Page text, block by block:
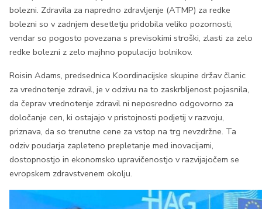
bolezni. Zdravila za napredno zdravljenje (ATMP) za redke
bolezni so v zadnjem desetletju pridobila veliko pozornosti,
vendar so pogosto povezana s previsokimi stroški, zlasti za zelo
redke bolezni z zelo majhno populacijo bolnikov.
Roisin Adams, predsednica Koordinacijske skupine držav članic
za vrednotenje zdravil, je v odzivu na to zaskrbljenost pojasnila,
da čeprav vrednotenje zdravil ni neposredno odgovorno za
določanje cen, ki ostajajo v pristojnosti podjetij v razvoju,
priznava, da so trenutne cene za vstop na trg nevzdržne. Ta
odziv poudarja zapleteno prepletanje med inovacijami,
dostopnostjo in ekonomsko upravičenostjo v razvijajočem se
evropskem zdravstvenem okolju.